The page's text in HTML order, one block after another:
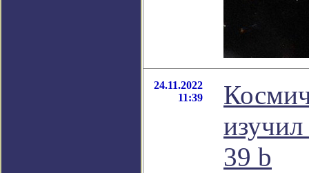
24.11.2022
11:39
39 b